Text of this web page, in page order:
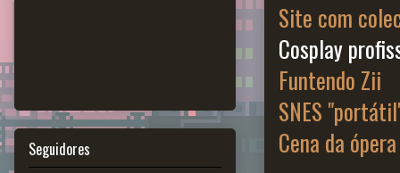
Site com
Cosplay
Funtendo Zii
SNES
Cena da
Seguidores